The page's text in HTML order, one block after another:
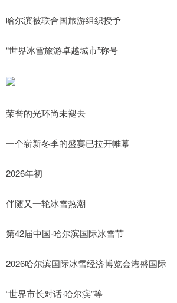
哈尔滨被联合国旅游组织授予
“世界冰雪旅游卓越城市”称号
荣誉的光环尚未褪去
一个崭新冬季的盛宴已拉开帷幕
2026年初
伴随又一轮冰雪热潮
第42届中国·哈尔滨国际冰雪节
2026哈尔滨国际冰雪经济博览会港盛国际
“世界市长对话·哈尔滨”等